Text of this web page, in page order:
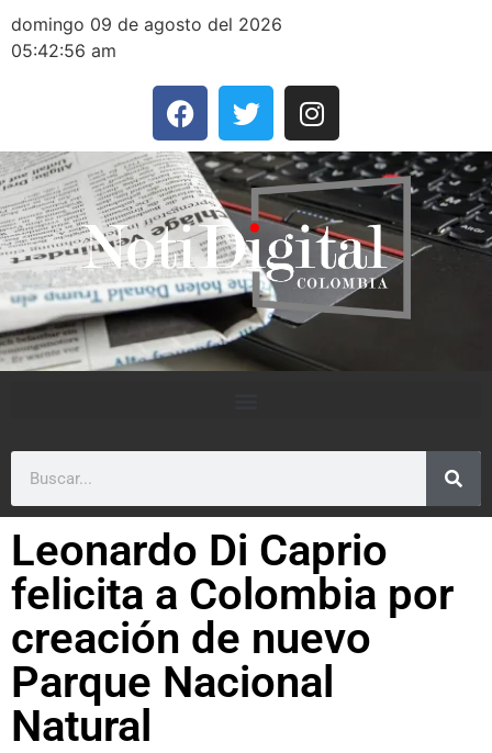
domingo 09 de agosto del 2026
05:42:56 am
Leonardo Di Caprio
felicita a Colombia por
creación de nuevo
Parque Nacional
Natural